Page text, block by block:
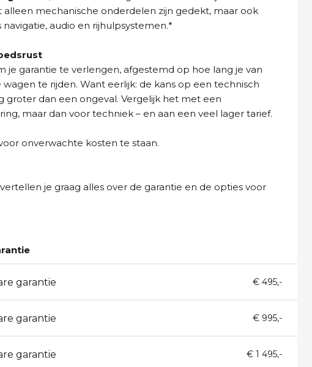
alleen mechanische onderdelen zijn gedekt, maar ook
audio en rijhulpsystemen.*
je garantie te verlengen, afgestemd op hoe lang je van
te rijden. Want eerlijk: de kans op een technisch
groter dan een ongeval. Vergelijk het met een
maar dan voor techniek – en aan een veel lager tarief.
onverwachte kosten te staan.
je graag alles over de garantie en de opties voor
garantie € 495,-
garantie € 995,-
garantie € 1 495,-